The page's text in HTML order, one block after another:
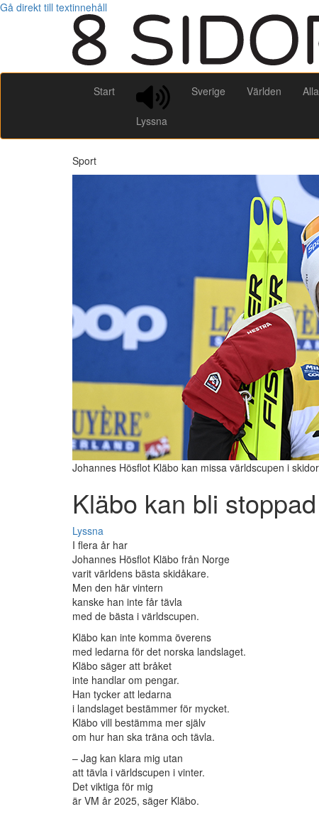
Gå direkt till textinnehåll
Start
Lyssna
Sverige Världen
Sport
Johannes Hösflot Kläbo kan missa världscupen i
Kläbo kan bli stoppad
Lyssna
I flera år har
Johannes Hösflot Kläbo från Norge
varit världens bästa skidåkare.
Men den här vintern
kanske han inte får tävla
med de bästa i världscupen.
Kläbo kan inte komma överens
med ledarna för det norska landslaget.
Kläbo säger att bråket
inte handlar om pengar.
Han tycker att ledarna
i landslaget bestämmer för mycket.
Kläbo vill bestämma mer själv
om hur han ska träna och tävla.
– Jag kan klara mig utan
att tävla i världscupen i vinter.
Det viktiga för mig
är VM år 2025, säger Kläbo.